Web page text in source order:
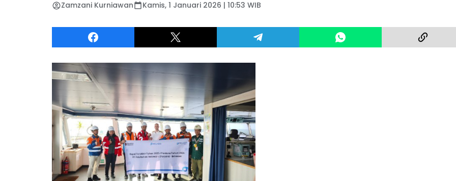
Zamzani Kurniawan Kamis, 1 Januari 2026 | 10:53 WIB